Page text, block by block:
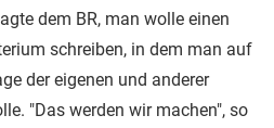
dem BR, man wolle einen
schreiben, in dem man auf
der eigenen und anderer
"Das werden wir machen", so